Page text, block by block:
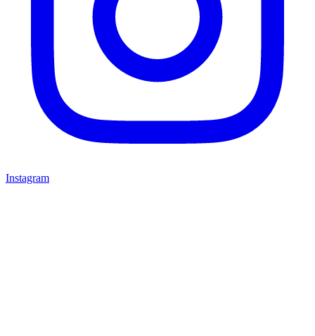
Instagram